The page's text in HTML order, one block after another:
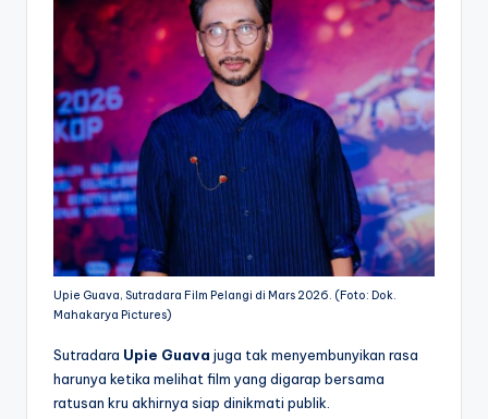
Upie Guava, Sutradara Film Pelangi di Mars 2026. (Foto: Dok.
Mahakarya Pictures)
Sutradara Upie Guava juga tak menyembunyikan rasa
harunya ketika melihat film yang digarap bersama
ratusan kru akhirnya siap dinikmati publik.